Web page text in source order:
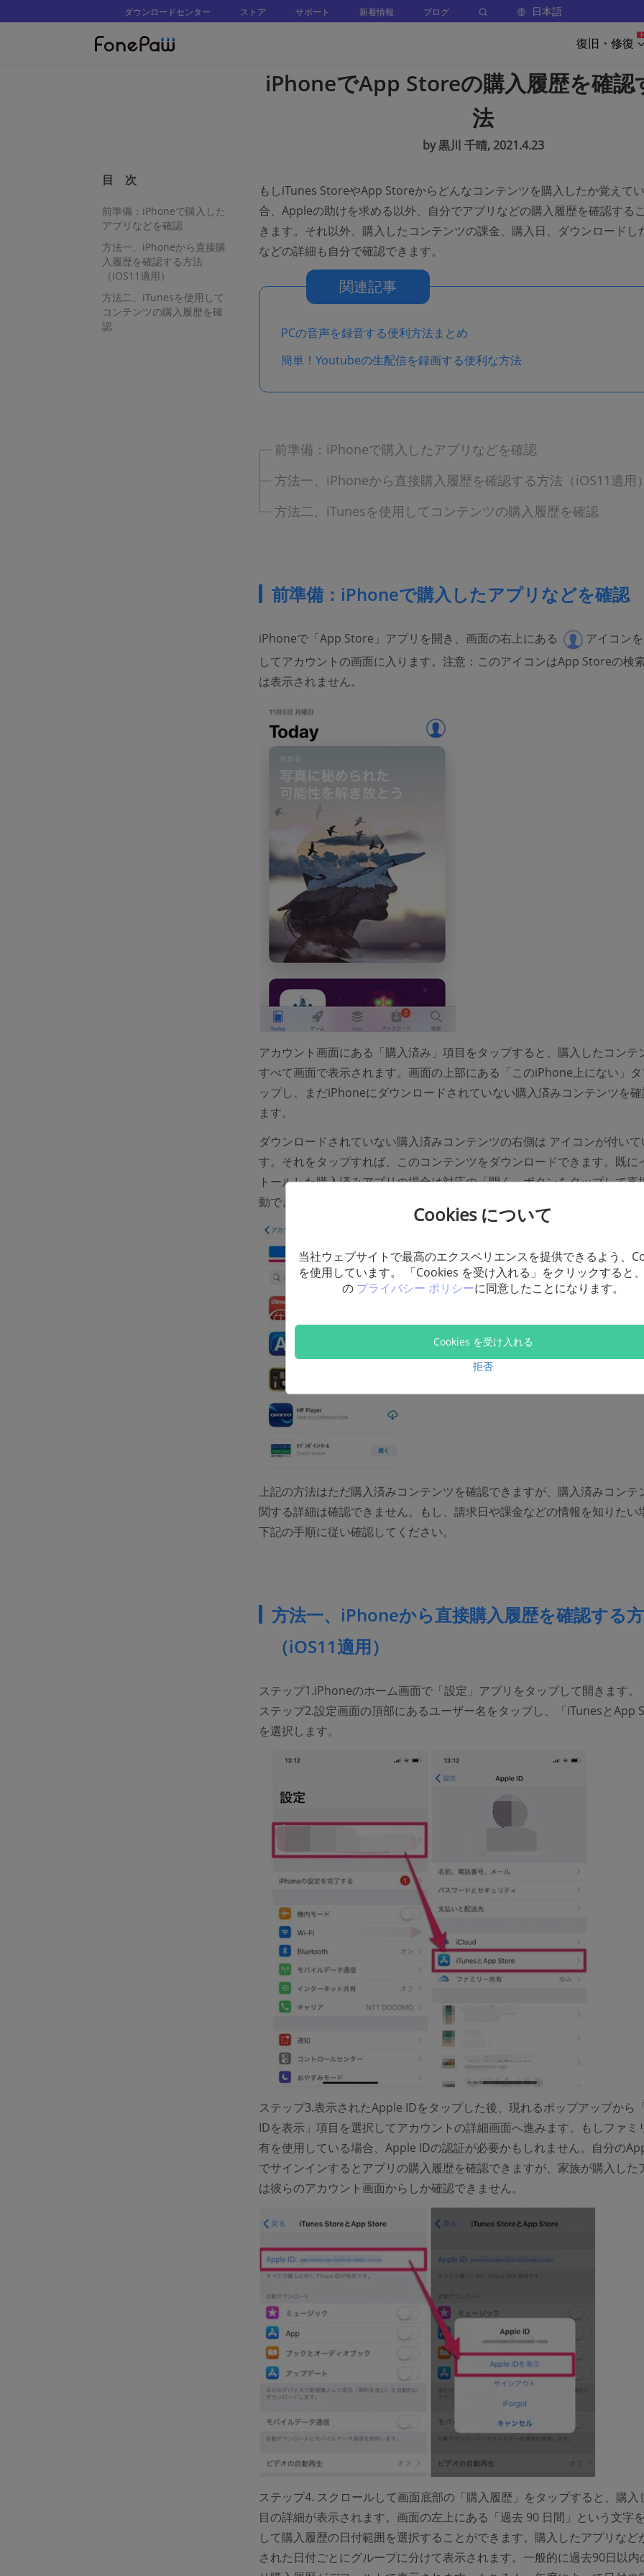
ダウンロードセンター ストア サポート 新着情報 ブログ 日本語
復旧・修復
iPhoneでApp Storeの購入履歴を確認
法
by 黒川 千晴, 2021.4.23
目 次
前準備：iPhoneで購入した
アプリなどを確認
方法一、iPhoneから直接購
入履歴を確認する方法
（iOS11適用）
方法二、iTunesを使用して
コンテンツの購入履歴を確
認
もしiTunes StoreやApp Storeからどんなコンテンツを購入したか覚えて
合、Appleの助けを求める以外、自分でアプリなどの購入履歴を確認する
きます。それ以外、購入したコンテンツの課金、購入日、ダウンロードし
などの詳細も自分で確認できます。
関連記事
PCの音声を録音する便利方法まとめ
簡単！Youtubeの生配信を録画する便利な方法
前準備：iPhoneで購入したアプリなどを確認
方法一、iPhoneから直接購入履歴を確認する方法（iOS11適用
方法二、iTunesを使用してコンテンツの購入履歴を確認
前準備：iPhoneで購入したアプリなどを確認
iPhoneで「App Store」アプリを開き、画面の右上にある
アイコン
してアカウントの画面に入ります。注意：このアイコンはApp Storeの検
は表示されません。
アカウント画面にある「購入済み」項目をタップすると、購入したコンテ
すべて画面で表示されます。画面の上部にある「このiPhone上にない」
ップし、まだiPhoneにダウンロードされていない購入済みコンテンツを
ます。
ダウンロードされていない購入済みコンテンツの右側は アイコンが付いて
す。それをタップすれば、このコンテンツをダウンロードできます。既に
トールした購入済みアプリの場合は対応の「開く」ボタンをタップして直
動できます。
上記の方法はただ購入済みコンテンツを確認できますが、購入済みコンテ
関する詳細は確認できません。もし、請求日や課金などの情報を知りたい
下記の手順に従い確認してください。
方法一、iPhoneから直接購入履歴を確認する
（iOS11適用）
ステップ1.iPhoneのホーム画面で「設定」アプリをタップして開きます。
ステップ2.設定画面の頂部にあるユーザー名をタップし、「iTunesとApp
を選択します。
ステップ3.表示されたApple IDをタップした後、現れるポップアップから
IDを表示」項目を選択してアカウントの詳細画面へ進みます。もしファミ
有を使用している場合、Apple IDの認証が必要かもしれません。自分の
でサインインするとアプリの購入履歴を確認できますが、家族が購入した
は彼らのアカウント画面からしか確認できません。
ステップ4. スクロールして画面底部の「購入履歴」をタップすると、購入
目の詳細が表示されます。画面の左上にある「過去 90 日間」という文字
して購入履歴の日付範囲を選択することができます。購入したアプリなど
された日付ごとにグループに分けて表示されます。一般的に過去90日以内
Cookies について
当社ウェブサイトで最高のエクスペリエンスを提供できるよう、
を使用しています。 「Cookies を受け入れる」をクリックすると
の プライバシー ポリシーに同意したことになります。
Cookies を受け入れる
拒否